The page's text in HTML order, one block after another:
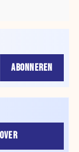
ABONNEREN